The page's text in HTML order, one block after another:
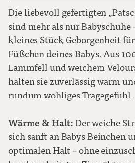
Die liebevoll gefertigten
sind mehr als nur Babyschuhe
kleines Stück Geborgenheit
Füßchen deines Babys. Aus
Lammfell und weichem
halten sie zuverlässig warm
rundum wohliges Tragegefühl.
Wärme & Halt: Der weiche
sich sanft an Babys Beinchen
optimalen Halt – ohne